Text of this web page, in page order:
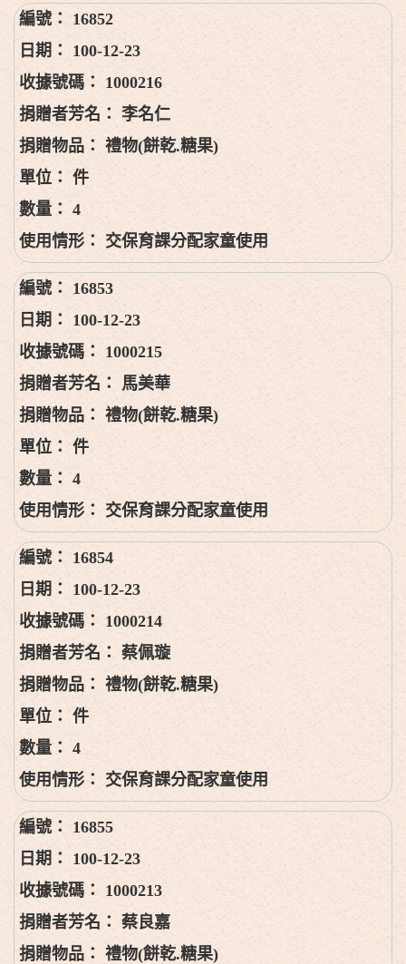
16852
100-12-23
1000216
李名仁
禮物(餅乾.糖果)
件
4
交保育課分配家童使用
16853
100-12-23
1000215
馬美華
禮物(餅乾.糖果)
件
4
交保育課分配家童使用
16854
100-12-23
1000214
蔡佩璇
禮物(餅乾.糖果)
件
4
交保育課分配家童使用
16855
100-12-23
1000213
蔡良嘉
禮物(餅乾.糖果)